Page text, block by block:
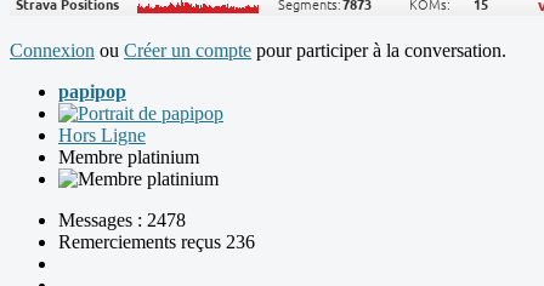
Connexion ou Créer un compte pour participer à la conversation.
papipop
Hors Ligne
Membre platinium
Messages : 2478
Remerciements reçus 236